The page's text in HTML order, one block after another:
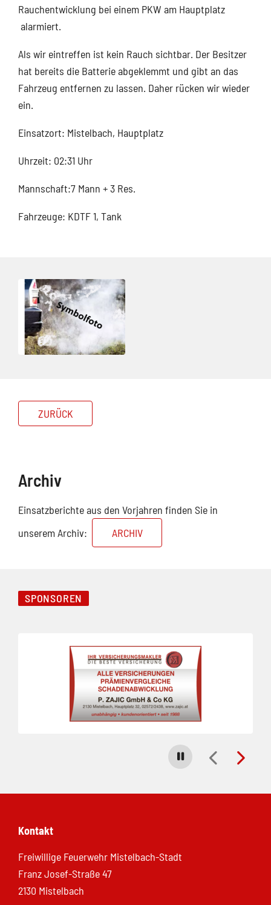
Rauchentwicklung bei einem PKW am Hauptplatz
alarmiert.
Als wir eintreffen ist kein Rauch sichtbar. Der Besitzer
hat bereits die Batterie abgeklemmt und gibt an das
Fahrzeug entfernen zu lassen. Daher rücken wir wieder
ein.
Einsatzort: Mistelbach, Hauptplatz
Uhrzeit: 02:31 Uhr
Mannschaft:7 Mann + 3 Res.
Fahrzeuge: KDTF 1, Tank
ZURÜCK
Archiv
Einsatzberichte aus den Vorjahren finden Sie in
unserem Archiv:
ARCHIV
SPONSOREN
Carousel stoppen
Kontakt
Freiwillige Feuerwehr Mistelbach-Stadt
Franz Josef-Straße 47
2130 Mistelbach